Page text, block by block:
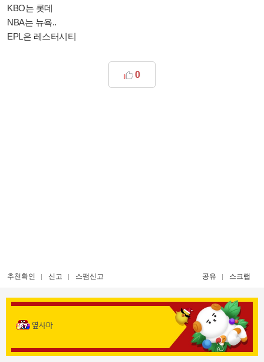
KBO는 롯데
NBA는 뉴욕..
EPL은 레스터시티
0
추천확인 신고 스팸신고 공유 스크랩
옆사마